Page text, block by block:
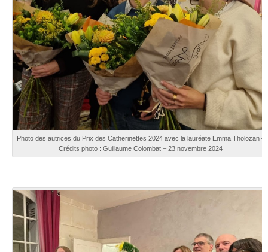
Photo des autrices du Prix des Catherinettes 2024 avec la lauréate Emma Tholozan –
Crédits photo : Guillaume Colombat – 23 novembre 2024